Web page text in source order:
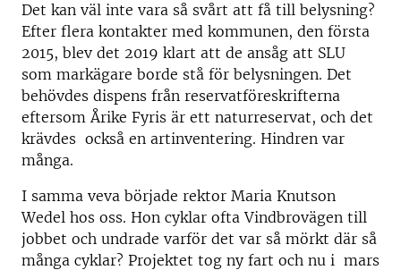
Det kan väl inte vara så svårt att få till belysning?
Efter flera kontakter med kommunen, den första
2015, blev det 2019 klart att de ansåg att SLU
som markägare borde stå för belysningen. Det
behövdes dispens från reservatföreskrifterna
eftersom Årike Fyris är ett naturreservat, och det
krävdes också en artinventering. Hindren var
många.
I samma veva började rektor Maria Knutson
Wedel hos oss. Hon cyklar ofta Vindbrovägen till
jobbet och undrade varför det var så mörkt där så
många cyklar? Projektet tog ny fart och nu i mars